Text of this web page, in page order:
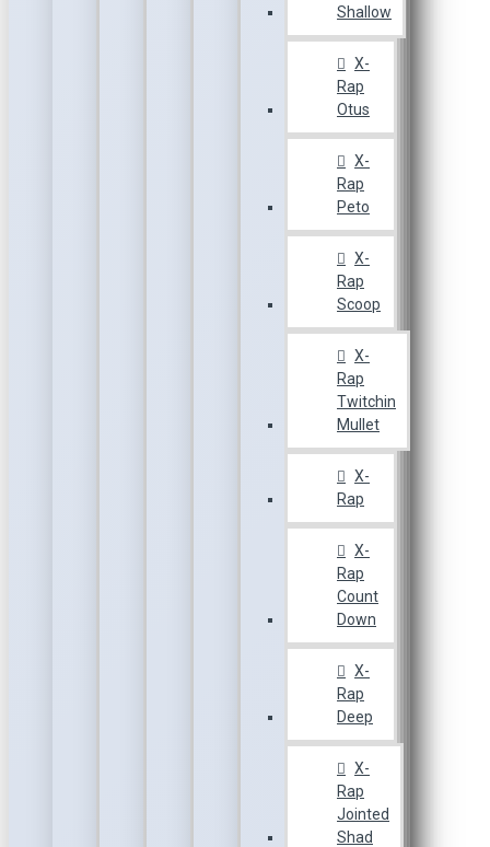
Shallow
X-
Rap
Otus
X-
Rap
Peto
X-
Rap
Scoop
X-
Rap
Twitchin
Mullet
X-
Rap
X-
Rap
Count
Down
X-
Rap
Deep
X-
Rap
Jointed
Shad